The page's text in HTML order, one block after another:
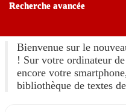
Recherche avancée
Bienvenue sur le
! Sur votre ordinateur
encore votre
bibliothèque de textes